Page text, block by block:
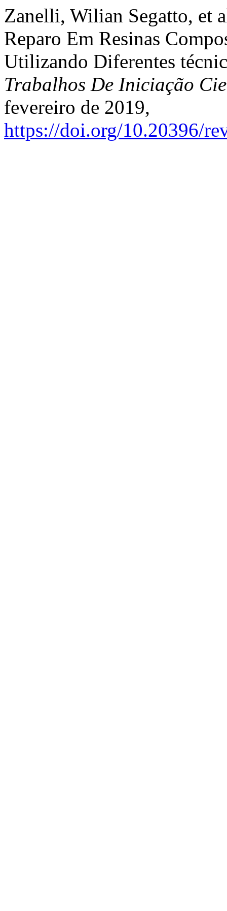
Zanelli, Wilian Segatto, et
Reparo Em Resinas
Utilizando Diferentes
Trabalhos De Iniciação
fevereiro de 2019,
https://doi.org/10.20396/